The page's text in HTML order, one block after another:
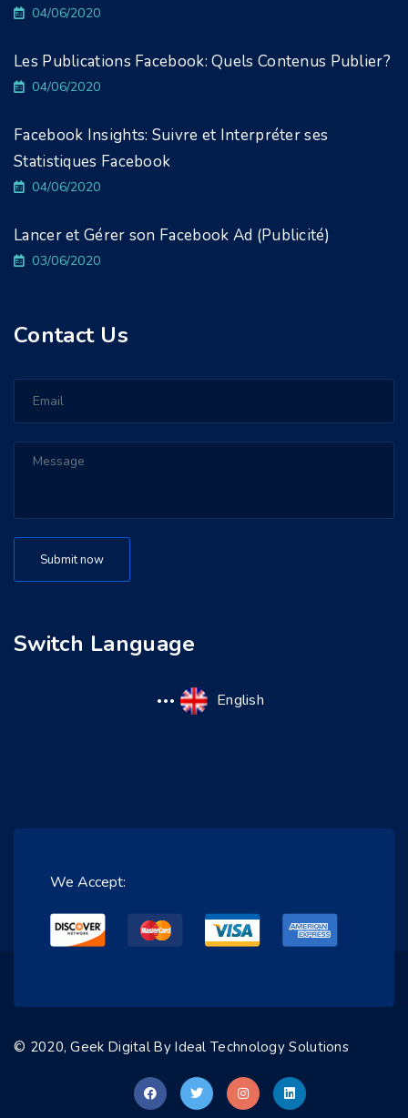
04/06/2020
Les Publications Facebook: Quels Contenus Publier?
04/06/2020
Facebook Insights: Suivre et Interpréter ses
Statistiques Facebook
04/06/2020
Lancer et Gérer son Facebook Ad (Publicité)
03/06/2020
Contact Us
Switch Language
English
We Accept:
© 2020, Geek Digital ByIdeal Technology Solutions